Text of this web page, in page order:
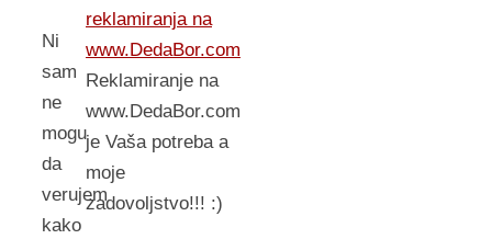
Ni
sam
ne
mogu
da
verujem
kako
reklamiranja na
www.DedaBor.com
Reklamiranje na
www.DedaBor.com
je Vaša potreba a
moje
zadovoljstvo!!! :)